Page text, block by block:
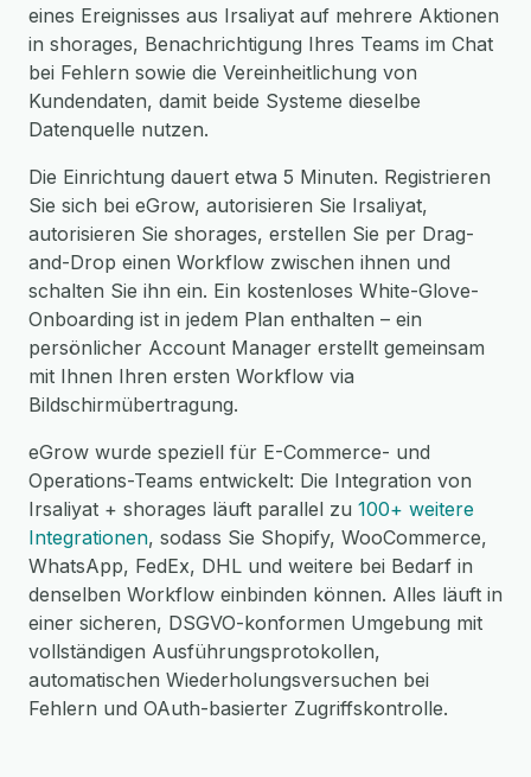
eines Ereignisses aus Irsaliyat auf mehrere Aktionen
in shorages, Benachrichtigung Ihres Teams im Chat
bei Fehlern sowie die Vereinheitlichung von
Kundendaten, damit beide Systeme dieselbe
Datenquelle nutzen.
Die Einrichtung dauert etwa 5 Minuten. Registrieren
Sie sich bei eGrow, autorisieren Sie Irsaliyat,
autorisieren Sie shorages, erstellen Sie per Drag-
and-Drop einen Workflow zwischen ihnen und
schalten Sie ihn ein. Ein kostenloses White-Glove-
Onboarding ist in jedem Plan enthalten – ein
persönlicher Account Manager erstellt gemeinsam
mit Ihnen Ihren ersten Workflow via
Bildschirmübertragung.
eGrow wurde speziell für E-Commerce- und
Operations-Teams entwickelt: Die Integration von
Irsaliyat + shorages läuft parallel zu 100+ weitere
Integrationen, sodass Sie Shopify, WooCommerce,
WhatsApp, FedEx, DHL und weitere bei Bedarf in
denselben Workflow einbinden können. Alles läuft in
einer sicheren, DSGVO-konformen Umgebung mit
vollständigen Ausführungsprotokollen,
automatischen Wiederholungsversuchen bei
Fehlern und OAuth-basierter Zugriffskontrolle.